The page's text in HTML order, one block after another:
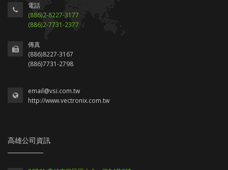
電話
(886)2-8227-3177
(886)2-7731-2377
傳真
(886)8227-3167
(886)7731-2798
email@vsi.com.tw
http://www.vectronix.com.tw
高雄公司資訊